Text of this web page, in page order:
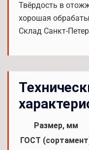
Твёрдость в
хорошая
Склад Санкт-
Размер, мм
ГОСТ